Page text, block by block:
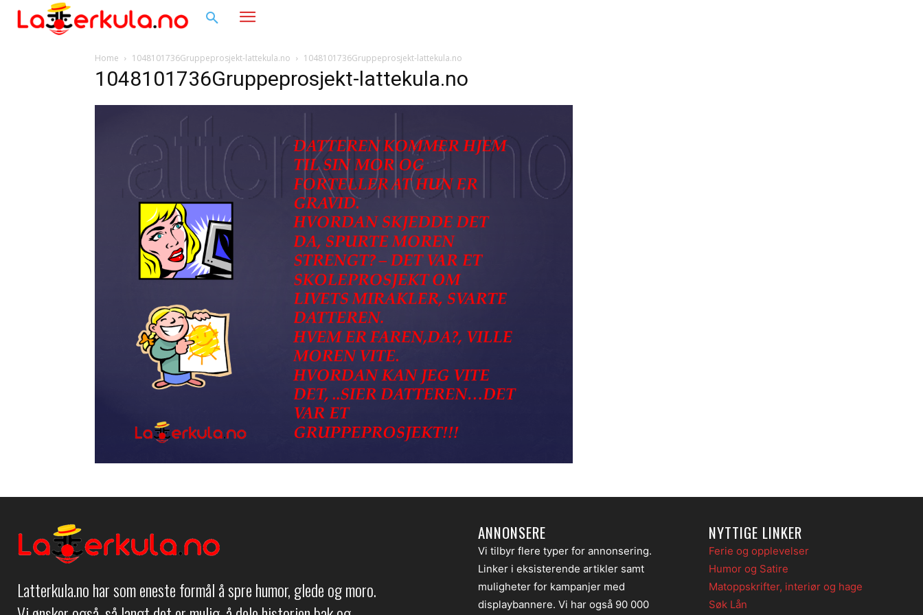
Home 1048101736Gruppeprosjekt-lattekula.no 1048101736Gruppeprosjekt-lattekula.no
1048101736Gruppeprosjekt-lattekula.no
Latterkula.no har som eneste formål å spre humor, glede og moro.
ANNONSERE
Vi tilbyr flere typer for annonsering.
Linker i eksisterende artikler samt
muligheter for kampanjer med
displaybannere. Vi har også 90 000
NYTTIGE LINKER
Ferie og opplevelser
Humor og Satire
Matoppskrifter, interiør og hage
Søk Lån